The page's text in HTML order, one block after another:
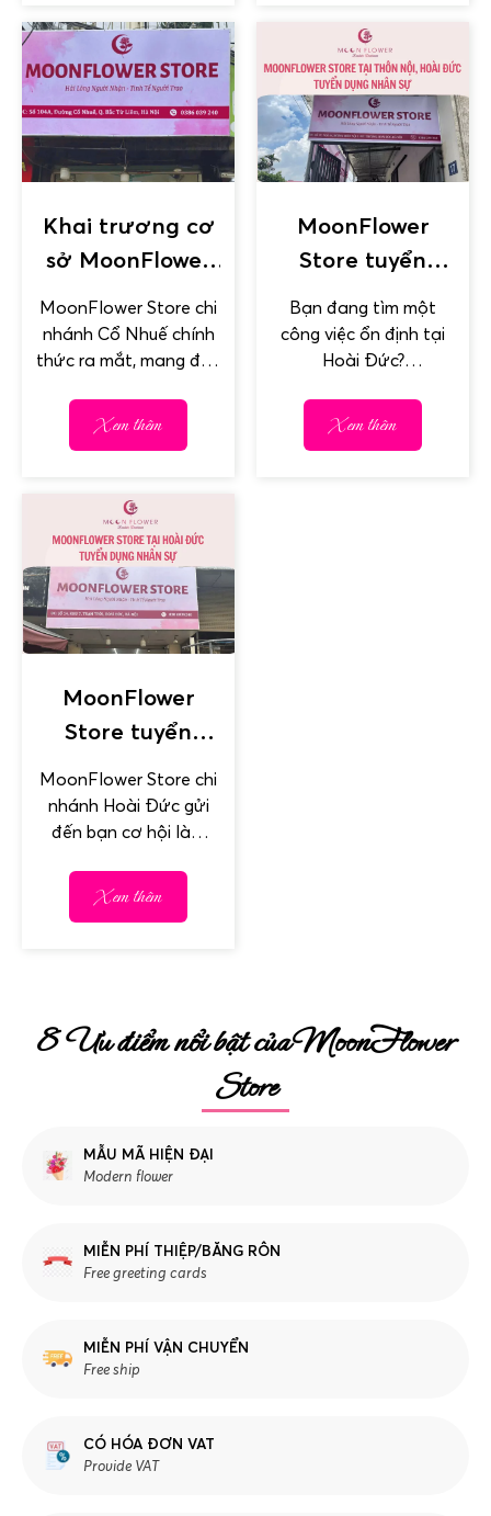
Khai trương cơ
sở MoonFlower
Cổ Nhuế
MoonFlower Store chi
nhánh Cổ Nhuế chính
thức ra mắt, mang đến
Bắc Từ Liêm một địa...
Xem thêm
MoonFlower
Store tuyển
tại Thôn Nội 2,
Hoài Đức
Bạn đang tìm một
công việc ổn định tại
Hoài Đức?
đang tuyển dụng!
Trong không khí rộn
Xem thêm
MoonFlower
Store tuyển
làm việc tại Hoài
Đức
MoonFlower Store chi
nhánh Hoài Đức gửi
đến bạn cơ hội làm
vui vẻ, hòa đồng &
đầy...
Xem thêm
8 Ưu điểm nổi bật của MoonFlower
Store
MẪU MÃ HIỆN ĐẠI
Modern flower
MIỄN PHÍ THIỆP/BĂNG RÔN
Free greeting cards
MIỄN PHÍ VẬN CHUYỂN
Free ship
CÓ HÓA ĐƠN VAT
Provide VAT